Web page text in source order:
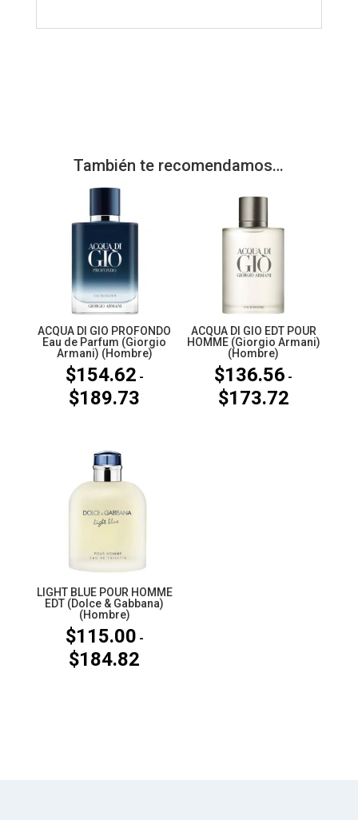
También te recomendamos…
ACQUA DI GIO PROFONDO
Eau de Parfum (Giorgio
Armani) (Hombre)
$154.62 -
$189.73
hasta
ACQUA DI GIO EDT POUR
HOMME (Giorgio Armani)
(Hombre)
$136.56 -
$173.72Rango
LIGHT BLUE POUR HOMME
EDT (Dolce & Gabbana)
(Hombre)
$115.00 -
$184.82